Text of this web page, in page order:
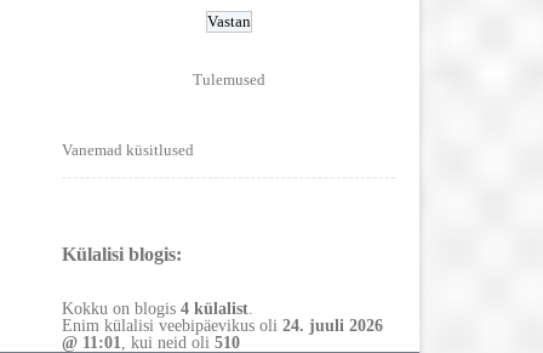
Tulemused
Vanemad küsitlused
Külalisi blogis:
Kokku on blogis 4 külalist
Enim külalisi veebipäevikus oli 24. juuli 2026
@ 11:01
, kui neid oli 510